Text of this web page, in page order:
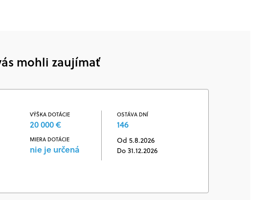
mohli zaujímať
VÝŠKA DOTÁCIE
20 000 €
MIERA DOTÁCIE
nie je určená
OSTÁVA DNÍ
146
Od 5.8.2026
Do 31.12.2026